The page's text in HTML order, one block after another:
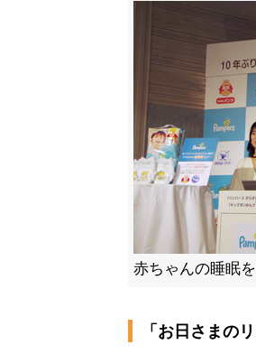
赤ちゃんの睡眠
「お日さまの